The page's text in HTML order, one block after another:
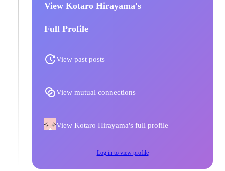
View Kotaro Hirayama's
Full Profile
View past posts
View mutual connections
View Kotaro Hirayama's full profile
Log in to view profile